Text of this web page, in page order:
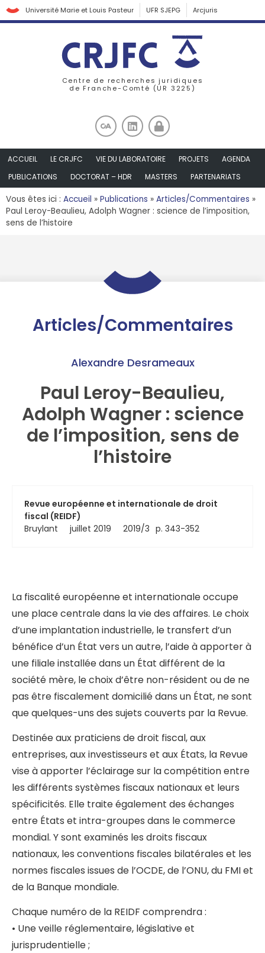
Université Marie et Louis Pasteur UFR SJEPG Arcjuris
Centre de recherches juridiques
de Franche-Comté (UR 3225)
ACCUEIL LE CRJFC VIE DU LABORATOIRE PROJETS
AGENDA
PUBLICATIONS
DOCTORAT – HDR MASTERS PARTENARIATS
Vous êtes ici : Accueil » Publications » Articles/Commentaires »
Paul Leroy-Beaulieu, Adolph Wagner : science de l’imposition,
sens de l’histoire
Articles/Commentaires
Alexandre Desrameaux
Paul Leroy-Beaulieu,
Adolph Wagner : science
de l’imposition, sens de
l’histoire
Revue européenne et internationale de droit
fiscal (REIDF)
Bruylant
juillet 2019 2019/3 p. 343-352
La fiscalité européenne et internationale occupe
une place centrale dans la vie des affaires. Le choix
d’une implantation industrielle, le transfert d’un
bénéfice d’un État vers un autre, l’aide à apporter à
une filiale installée dans un État différent de la
société mère, le choix d’être non-résident ou de ne
pas être fiscalement domicilié dans un État, ne sont
que quelques-uns des sujets couverts par la Revue.
Destinée aux praticiens de droit fiscal, aux
entreprises, aux investisseurs et aux États, la Revue
vise à apporter l’éclairage sur la compétition entre
les différents systèmes fiscaux nationaux et leurs
spécificités. Elle traite également des échanges
entre États et intra-groupes dans le commerce
mondial. Y sont examinés les droits fiscaux
nationaux, les conventions fiscales bilatérales et les
normes fiscales issues de l’OCDE, de l’ONU, du FMI et
de la Banque mondiale.
Chaque numéro de la REIDF comprendra :
• Une veille réglementaire, législative et
jurisprudentielle ;